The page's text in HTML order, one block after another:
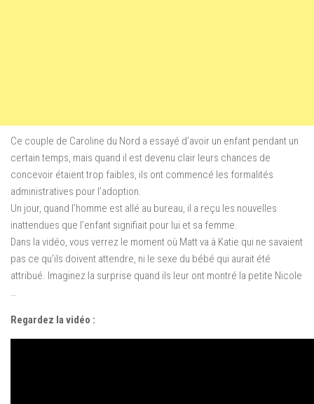
Ce couple de Caroline du Nord a essayé d’avoir un enfant pendant un
certain temps, mais quand il est devenu clair leurs chances de
concevoir étaient trop faibles, ils ont commencé les formalités
administratives pour l’adoption.
Un jour, quand l’homme est allé au bureau, il a reçu les nouvelles
inattendues que l’enfant signifiait pour lui et sa femme.
Dans la vidéo, vous verrez le moment où Matt va à Katie qui ne savaient
pas ce qu’ils doivent attendre, ni le sexe du bébé qui aurait été
attribué. Imaginez la surprise quand ils leur ont montré la petite Nicole
…
Regardez la vidéo :